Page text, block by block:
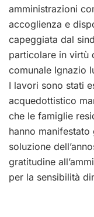
amministrazioni
accoglienza e
capeggiata dal
particolare in virtù
comunale Ignazio
I lavori sono stati
acquedottistico
che le famiglie
hanno
soluzione
gratitudine
per la sensibilità